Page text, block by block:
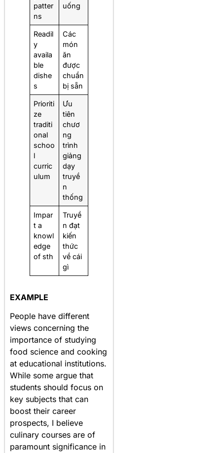
patter
ns
uống
Readil
y
availa
ble
dishe
s
Các
món
ăn
được
chuẩn
bị sẵn
Prioriti
ze
traditi
onal
schoo
l
curric
ulum
Ưu
tiên
chươ
ng
trình
giảng
dạy
truyề
n
thống
Impar
t a
knowl
edge
of sth
Truyề
n đạt
kiến
thức
về cái
gì
EXAMPLE
People have different
views concerning the
importance of studying
food science and cooking
at educational institutions.
While some argue that
students should focus on
key subjects that can
boost their career
prospects, I believe
culinary courses are of
paramount significance in